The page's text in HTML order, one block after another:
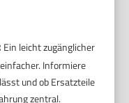
Ein leicht zugänglicher
Informiere
und ob Ersatzteile
zentral.